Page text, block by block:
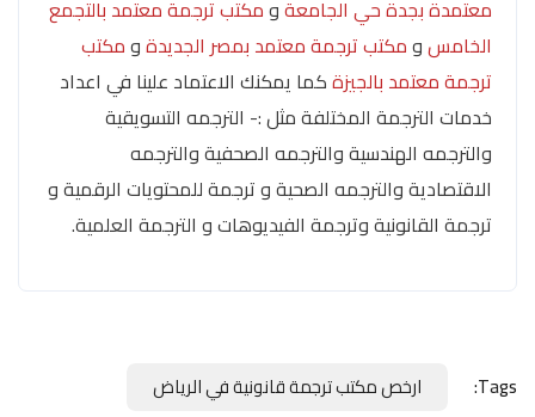
معتمدة بجدة حي الجامعةومكتب ترجمة معتمد بالتجمع
الخامسومكتب ترجمة معتمد بمصر الجديدةومكتب
ترجمة معتمد بالجيزةكما يمكنك الاعتماد علينا في اعداد
خدمات الترجمة المختلفة مثل :- الترجمه التسويقية
والترجمه الهندسية والترجمه الصحفية والترجمه
الاقتصادية والترجمه الصحية و ترجمة للمحتويات الرقمية و
ترجمة القانونية وترجمة الفيديوهات و الترجمة العلمية.
Tags:
ارخص مكتب ترجمة قانونية في الرياض